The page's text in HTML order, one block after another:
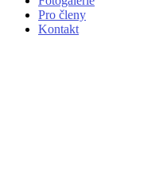
Pro členy
Kontakt